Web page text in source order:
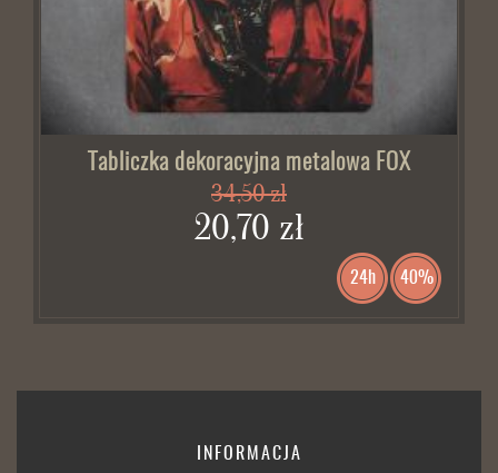
Tabliczka dekoracyjna metalowa FOX
34,50 zł
20,70 zł
24h 40%
INFORMACJA